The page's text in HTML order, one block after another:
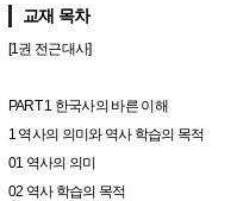
교재 목차
[1권 전근대사]
PART 1 한국사의 바른 이해
1 역사의 의미와 역사 학습의 목적
01 역사의 의미
02 역사 학습의 목적